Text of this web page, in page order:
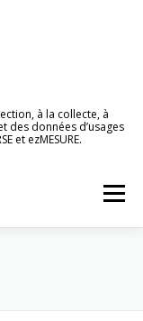
à la collecte, à
des données d’usages
et ezMESURE.
Menu